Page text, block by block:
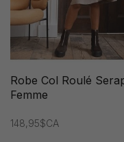
Robe Col Roulé
Femme
148,95$CA